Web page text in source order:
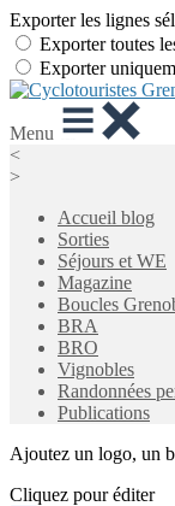
Exporter les lignes
Exporter toutes
Exporter
Menu
<
>
Accueil blog
Sorties
Séjours et WE
Magazine
Boucles
BRA
BRO
Vignobles
Randonnées
Publications
Ajoutez un logo, un
Cliquez pour éditer